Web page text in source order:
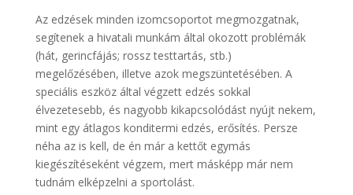
Az edzések minden izomcsoportot megmozgatnak,
segítenek a hivatali munkám által okozott problémák
(hát, gerincfájás; rossz testtartás, stb.)
megelőzésében, illetve azok megszüntetésében. A
speciális eszköz által végzett edzés sokkal
élvezetesebb, és nagyobb kikapcsolódást nyújt nekem,
mint egy átlagos konditermi edzés, erősítés. Persze
néha az is kell, de én már a kettőt egymás
kiegészítéseként végzem, mert másképp már nem
tudnám elképzelni a sportolást.